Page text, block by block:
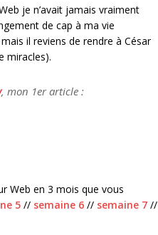
je n’avait jamais vraiment
de cap à ma vie
il reviens de rendre à César
miracles).
, mon 1er article :
Web en 3 mois que vous
5 // semaine 6 // semaine 7 //